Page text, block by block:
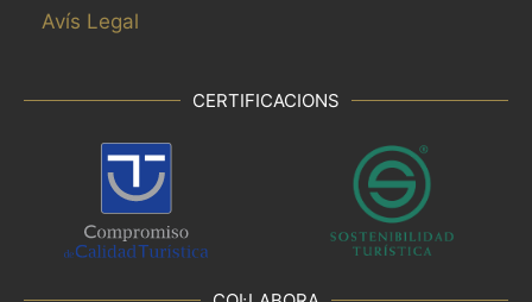
Avís Legal
CERTIFICACIONS